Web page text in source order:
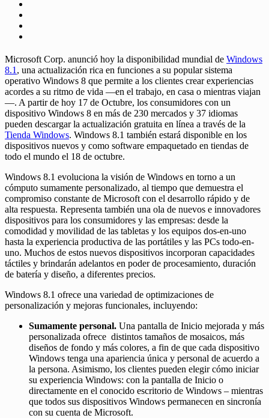
Microsoft Corp. anunció hoy la disponibilidad mundial de Windows
8.1 , una actualización rica en funciones a su popular sistema
operativo Windows 8 que permite a los clientes crear experiencias
acordes a su ritmo de vida —en el trabajo, en casa o mientras viajan
—. A partir de hoy 17 de Octubre, los consumidores con un
dispositivo Windows 8 en más de 230 mercados y 37 idiomas
pueden descargar la actualización gratuita en línea a través de la
Tienda Windows. Windows 8.1 también estará disponible en los
dispositivos nuevos y como software empaquetado en tiendas de
todo el mundo el 18 de octubre.
Windows 8.1 evoluciona la visión de Windows en torno a un
cómputo sumamente personalizado, al tiempo que demuestra el
compromiso constante de Microsoft con el desarrollo rápido y de
alta respuesta. Representa también una ola de nuevos e innovadores
dispositivos para los consumidores y las empresas: desde la
comodidad y movilidad de las tabletas y los equipos dos-en-uno
hasta la experiencia productiva de las portátiles y las PCs todo-en-
uno. Muchos de estos nuevos dispositivos incorporan capacidades
táctiles y brindarán adelantos en poder de procesamiento, duración
de batería y diseño, a diferentes precios.
Windows 8.1 ofrece una variedad de optimizaciones de
personalización y mejoras funcionales, incluyendo:
Sumamente personal. Una pantalla de Inicio mejorada y más
personalizada ofrece distintos tamaños de mosaicos, más
diseños de fondo y más colores, a fin de que cada dispositivo
Windows tenga una apariencia única y personal de acuerdo a
la persona. Asimismo, los clientes pueden elegir cómo iniciar
su experiencia Windows: con la pantalla de Inicio o
directamente en el conocido escritorio de Windows – mientras
que todos sus dispositivos Windows permanecen en sincronía
con su cuenta de Microsoft.